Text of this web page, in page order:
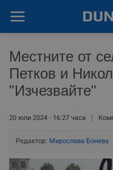
Местните от
Петков и
"Изчезвайте"
20 юли 2024 - 16:27 часа
Редактор: Мирослава Бонева